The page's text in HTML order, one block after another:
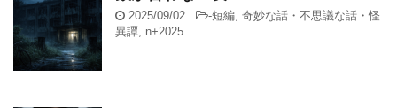
2025/09/02 -短編 奇妙な話・不思議な話・怪
異譚 n+2025